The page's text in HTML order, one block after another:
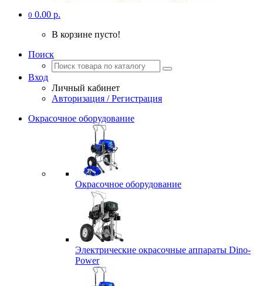
0 0.00 р.
В корзине пусто!
Поиск
Вход
Личный кабинет
Авторизация / Регистрация
Окрасочное оборудование
Окрасочное оборудование
Электрические окрасочные аппараты Dino-
Power